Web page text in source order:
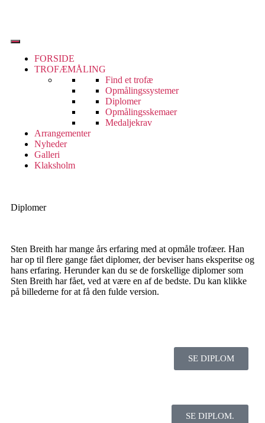
FORSIDE
TROFÆMÅLING
Find et trofæ
Opmålingssystemer
Diplomer
Opmålingsskemaer
Medaljekrav
Arrangementer
Nyheder
Galleri
Klaksholm
Diplomer
Sten Breith har mange års erfaring med at opmåle trofæer. Han
har op til flere gange fået diplomer, der beviser hans eksperitse og
hans erfaring. Herunder kan du se de forskellige diplomer som
Sten Breith har fået, ved at være en af de bedste. Du kan klikke
på billederne for at få den fulde version.
SE DIPLOM
SE DIPLOM.